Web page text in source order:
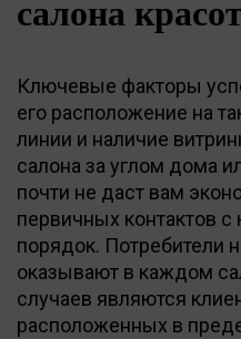
салона
Ключевые факторы
его расположение на
линии и наличие
салона за углом дома
почти не даст вам
первичных контактов с
порядок. Потребители
оказывают в каждом
случаев являются
расположенных в